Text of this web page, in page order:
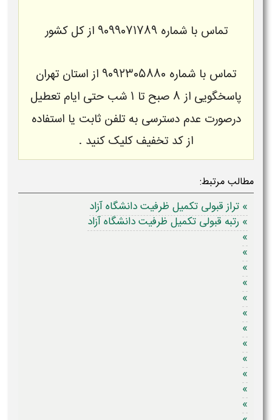
تماس با شماره۹۰۹۹۰۷۱۷۸۹ ازکل کشور
تماس با شماره ۹۰۹۲۳۰۵۸۸۰ ازاستان تهران
پاسخگویی از ۸ صبح تا ۱ شب حتی ایام تعطیل
درصورت عدم دسترسی به تلفن ثابت یا استفاده
ازکد تخفیفکلیک کنید .
مطالب مرتبط:
» تراز قبولی تکمیل ظرفیت دانشگاه آزاد
» رتبه قبولی تکمیل ظرفیت دانشگاه آزاد
»
»
»
»
»
»
»
»
»
»
»
»